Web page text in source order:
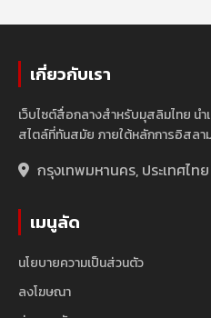
เกี่ยวกับเรา
เว็บไซต์สื่อกลางสำหรับมุสลิมไทย นำ
สไตล์ที่ทันสมัย ภายใต้หลักการอิสลา
กรุงเทพมหานคร, ประเทศไทย
เมนูลัด
นโยบายความเป็นส่วนตัว
ลงโฆษณา